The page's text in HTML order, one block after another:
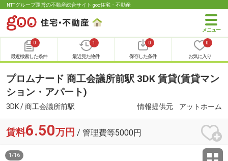
NTTグループ運営の不動産総合サイト goo住宅・不動産
0
最近検索した条件
1
最近見た物件
0
保存した条件
0
お気に入り
プロムナード 商工会議所前駅 3DK 賃貸(賃貸マン
ション・アパート)
3DK / 商工会議所前駅 情報提供元 アットホーム
賃料6.50万円 / 管理費等5000円
1 /16